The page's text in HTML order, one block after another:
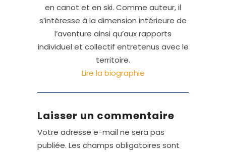
en canot et en ski. Comme auteur, il
s’intéresse à la dimension intérieure de
l’aventure ainsi qu’aux rapports
individuel et collectif entretenus avec le
territoire.
Lire la biographie
Laisser un commentaire
Votre adresse e-mail ne sera pas
publiée. Les champs obligatoires sont